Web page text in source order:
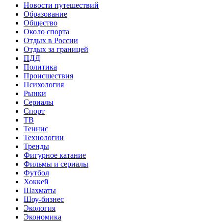
Новости путешествий
Образование
Общество
Около спорта
Отдых в России
Отдых за границей
ПДД
Политика
Происшествия
Психология
Рынки
Сериалы
Спорт
ТВ
Теннис
Технологии
Тренды
Фигурное катание
Фильмы и сериалы
Футбол
Хоккей
Шахматы
Шоу-бизнес
Экология
Экономика